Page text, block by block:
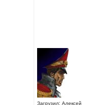
Загрузил: Алексей